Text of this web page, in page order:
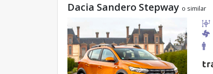
Dacia Sandero Stepway o similar